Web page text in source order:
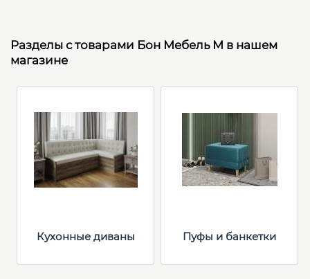
Разделы с товарами Бон Мебель М в нашем
магазине
Кухонные диваны Пуфы и банкетки